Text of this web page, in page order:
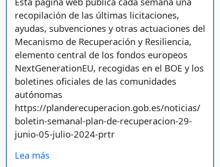
recopilación de las últimas licitaciones,
ayudas, subvenciones y otras actuaciones del
Mecanismo de Recuperación y Resiliencia,
elemento central de los fondos europeos
NextGenerationEU, recogidas en el BOE y los
boletines oficiales de las comunidades
autónomas
https://planderecuperacion.gob.es/noticias/
boletin-semanal-plan-de-recuperacion-29-
junio-05-julio-2024-prtr
Lea más